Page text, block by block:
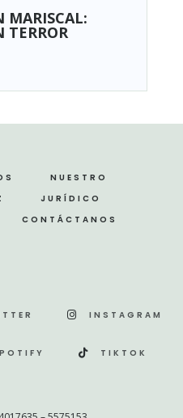
MARISCAL:
TERROR
NUESTRO
JURÍDICO
CONTÁCTANOS
INSTAGRAM
TIKTOK